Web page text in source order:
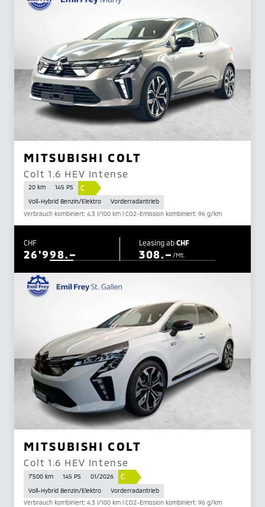
MITSUBISHI COLT
Colt 1.6 HEV Intense
20 km 145 PS C
Voll-Hybrid Benzin/Elektro
Vorderradantrieb
Verbrauch kombiniert: 4.3 l/100 km | CO2-Emission kombiniert: 96 g/km
CHF
26'998.–
Leasing ab CHF
308.– /Mt.
MITSUBISHI COLT
Colt 1.6 HEV Intense
7'500 km 145 PS 01/2026 C
Voll-Hybrid Benzin/Elektro
Vorderradantrieb
Verbrauch kombiniert: 4.3 l/100 km | CO2-Emission kombiniert: 96 g/km